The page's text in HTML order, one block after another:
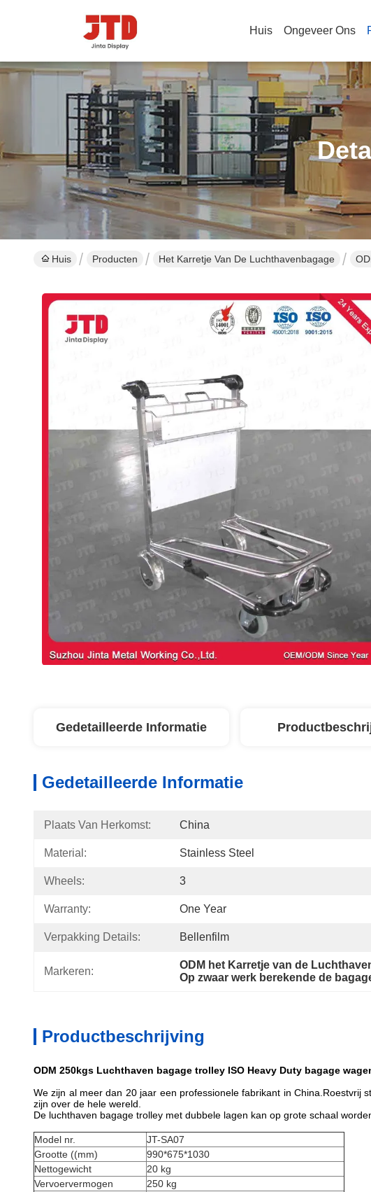
Huis Ongeveer Ons
Huis Producten Het Karretje Van De Luchthavenbagage
Gedetailleerde Informatie
Gedetailleerde Informatie
Plaats Van Herkomst: China
Material: Stainless Steel
Wheels: 3
Warranty: One Year
Verpakking Details: Bellenfilm
Markeren:
ODM het Karretje van de
Op zwaar werk berekende de
Productbeschrijving
ODM 250kgs Luchthaven bagage trolley ISO Heavy Duty bagage
We zijn al meer dan 20 jaar een professionele fabrikant in China.Roestvrij
zijn over de hele wereld.
De luchthaven bagage trolley met dubbele lagen kan op grote schaal
Model nr.
JT-SA07
Grootte ((mm)
990*675*1030
Nettogewicht
20 kg
Vervoervermogen
250 kg